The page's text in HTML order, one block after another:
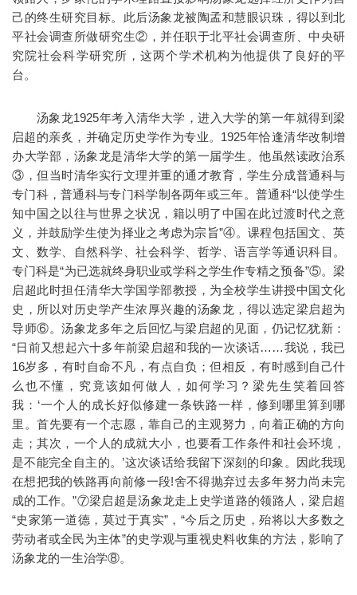
己的终生研究目标。此后汤象龙被陶孟和慧眼识珠，得以到北
平社会调查所做研究生②，并任职于北平社会调查所、中央研
究院社会科学研究所，这两个学术机构为他提供了良好的平
台。
汤象龙1925年考入清华大学，进入大学的第一年就得到梁
启超的亲炙，并确定历史学作为专业。1925年恰逢清华改制增
办大学部，汤象龙是清华大学的第一届学生。他虽然读政治系
③，但当时清华实行文理并重的通才教育，学生分成普通科与
专门科，普通科与专门科学制各两年或三年。普通科“以使学生
知中国之以往与世界之状况，籍以明了中国在此过渡时代之意
义，并鼓励学生使为择业之考虑为宗旨”④。课程包括国文、英
文、数学、自然科学、社会科学、哲学、语言学等通识科目。
专门科是“为已选就终身职业或学科之学生作专精之预备”⑤。梁
启超此时担任清华大学国学部教授，为全校学生讲授中国文化
史，所以对历史学产生浓厚兴趣的汤象龙，得以选定梁启超为
导师⑥。汤象龙多年之后回忆与梁启超的见面，仍记忆犹新：
“日前又想起六十多年前梁启超和我的一次谈话……我说，我已
16岁多，有时自命不凡，有点自负；但相反，有时感到自己什
么也不懂，究竟该如何做人，如何学习？梁先生笑着回答
我：‘一个人的成长好似修建一条铁路一样，修到哪里算到哪
里。首先要有一个志愿，靠自己的主观努力，向着正确的方向
走；其次，一个人的成就大小，也要看工作条件和社会环境，
是不能完全自主的。’这次谈话给我留下深刻的印象。因此我现
在想把我的铁路再向前修一段!舍不得抛弃过去多年努力尚未完
成的工作。”⑦梁启超是汤象龙走上史学道路的领路人，梁启超
“史家第一道德，莫过于真实”，“今后之历史，殆将以大多数之
劳动者或全民为主体”的史学观与重视史料收集的方法，影响了
汤象龙的一生治学⑧。